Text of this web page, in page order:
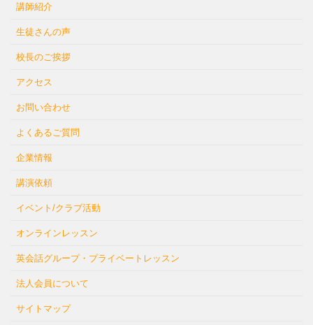
講師紹介
生徒さんの声
校長のご挨拶
アクセス
お問い合わせ
よくあるご質問
企業情報
講演依頼
イベント/クラブ活動
オンラインレッスン
英会話グループ・プライベートレッスン
法人会員について
サイトマップ